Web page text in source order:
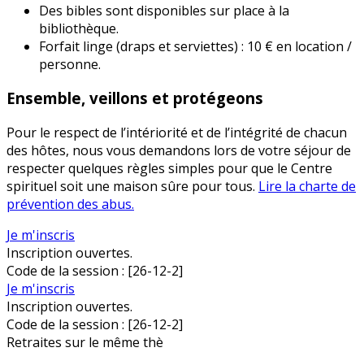
Des bibles sont disponibles sur place à la
bibliothèque.
Forfait linge (draps et serviettes) : 10 € en location /
personne.
Ensemble, veillons et protégeons
Pour le respect de l’intériorité et de l’intégrité de chacun
des hôtes, nous vous demandons lors de votre séjour de
respecter quelques règles simples pour que le Centre
spirituel soit une maison sûre pour tous. Lire la charte de
prévention des abus.
Je m'inscris
Inscription ouvertes.
Code de la session : [26-12-2]
Je m'inscris
Inscription ouvertes.
Code de la session : [26-12-2]
Retraites sur le même thè